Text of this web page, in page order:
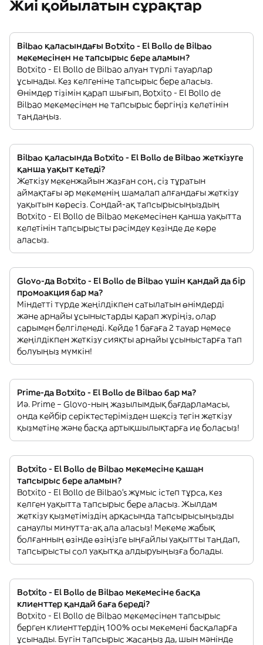
Жиі қойылатын сұрақтар
Bilbao қаласындағы Botxito - El Bollo de Bilbao
мекемесінен не тапсырыс бере аламын?
Botxito - El Bollo de Bilbao алуан түрлі тауарлар
ұсынады. Кез келгеніне тапсырыс бере аласыз.
Өнімдер тізімін қарап шығып, Botxito - El Bollo de
Bilbao мекемесінен не тапсырыс бергіңіз келетінін
таңдаңыз.
Bilbao қаласында Botxito - El Bollo de Bilbao жеткізуге
қанша уақыт кетеді?
Жеткізу мекенжайын жазған соң, сіз тұратын
аймақтағы әр мекеменің шамалап алғандағы жеткізу
уақытын көресіз. Сондай-ақ тапсырысыңыздың
Botxito - El Bollo de Bilbao мекемесінен қанша уақытта
келетінін тапсырысты рәсімдеу кезінде де көре
аласыз.
Glovo-да Botxito - El Bollo de Bilbao үшін қандай да бір
промоакция бар ма?
Міндетті түрде жеңілдікпен сатылатын өнімдерді
және арнайы ұсыныстарды қарап жүріңіз, олар
сарымен белгіленеді. Кейде 1 бағаға 2 тауар немесе
жеңілдікпен жеткізу сияқты арнайы ұсыныстарға тап
болуыңыз мүмкін!
Prime-да Botxito - El Bollo de Bilbao бар ма?
Иә. Prime – Glovo-ның жазылымдық бағдарламасы,
онда кейбір серіктестерімізден шексіз тегін жеткізу
қызметіне және басқа артықшылықтарға ие боласыз!
Botxito - El Bollo de Bilbao мекемесіне қашан
тапсырыс бере аламын?
Botxito - El Bollo de Bilbao’s жұмыс істеп тұрса, кез
келген уақытта тапсырыс бере аласыз. Жылдам
жеткізу қызметіміздің арқасында тапсырысыңызды
санаулы минутта-ақ ала аласыз! Мекеме жабық
болғанның өзінде өзіңізге ыңғайлы уақытты таңдап,
тапсырысты сол уақытқа алдыруыңызға болады.
Botxito - El Bollo de Bilbao мекемесіне басқа
клиенттер қандай баға береді?
Botxito - El Bollo de Bilbao мекемесінен тапсырыс
берген клиенттердің 100% осы мекемені басқаларға
ұсынады. Бүгін тапсырыс жасаңыз да, шын мәнінде